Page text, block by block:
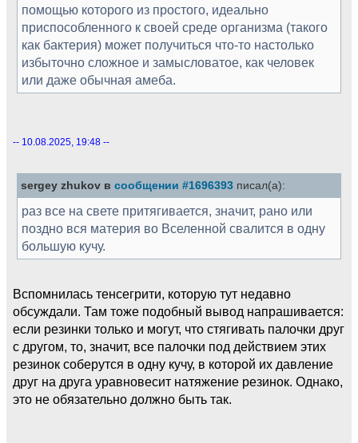
помощью которого из простого, идеально
приспособленного к своей среде организма (такого
как бактерия) может получиться что-то настолько
избыточно сложное и замысловатое, как человек
или даже обычная амеба.
-- 10.08.2025, 19:48 --
sergey zhukov в сообщении #1696393 писал(а):
раз все на свете притягивается, значит, рано или
поздно вся материя во Вселенной свалится в одну
большую кучу.
Вспомнилась тенсегрити, которую тут недавно
обсуждали. Там тоже подобный вывод напрашивается:
если резинки только и могут, что стягивать палочки друг
с другом, то, значит, все палочки под действием этих
резинок соберутся в одну кучу, в которой их давление
друг на друга уравновесит натяжение резинок. Однако,
это не обязательно должно быть так.